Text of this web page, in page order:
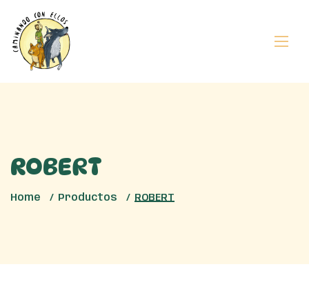
ROBERT
Home Productos ROBERT